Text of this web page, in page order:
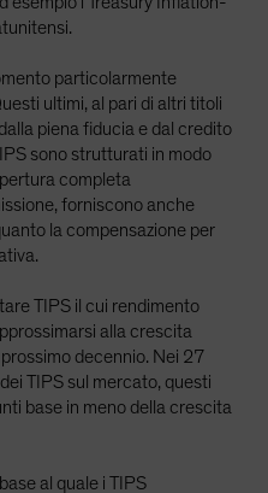
particolarmente
ultimi, al pari di altri titoli
piena fiducia e dal credito
sono strutturati in modo
completa
forniscono anche
la compensazione per
TIPS il cui rendimento
alla crescita
decennio. Nei 27
TIPS sul mercato, questi
base in meno della crescita
al quale i TIPS